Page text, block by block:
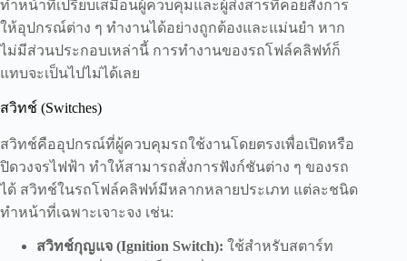
ทำหน้าที่เปรียบเสมือนผู้ควบคุมและผู้ส่งสารที่คอยสั่งการ
ให้อุปกรณ์ต่าง ๆ ทำงานได้อย่างถูกต้องและแม่นยำ หาก
ไม่มีส่วนประกอบเหล่านี้ การทำงานของรถโฟล์คลิฟท์ก็
แทบจะเป็นไปไม่ได้เลย
สวิทช์ (Switches)
สวิทช์คืออุปกรณ์ที่ผู้ควบคุมรถใช้งานโดยตรงเพื่อเปิดหรือ
ปิดวงจรไฟฟ้า ทำให้สามารถสั่งการฟังก์ชันต่าง ๆ ของรถ
ได้ สวิทช์ในรถโฟล์คลิฟท์มีหลากหลายประเภท แต่ละชนิด
ทำหน้าที่เฉพาะเจาะจง เช่น:
สวิทช์กุญแจ (Ignition Switch): ใช้สำหรับสตาร์ท